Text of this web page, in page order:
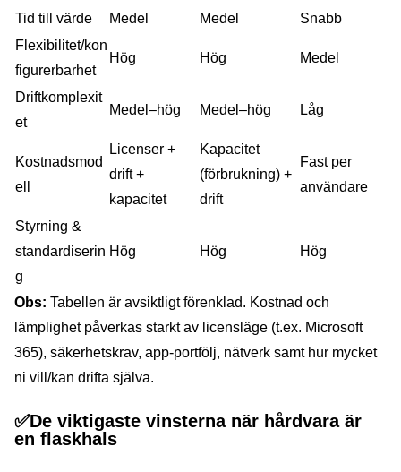
Tid till värde
Medel Medel
Snabb
Flexibilitet/kon
figurerbarhet
Hög Hög Medel
Driftkomplexit
et
Medel–hög Medel–hög Låg
Kostnadsmod
ell
Licenser +
drift +
kapacitet
Kapacitet
(förbrukning) +
drift
Fast per
användare
Styrning &
standardiserin
g
Hög Hög Hög
Obs: Tabellen är avsiktligt förenklad. Kostnad och
lämplighet påverkas starkt av licensläge (t.ex. Microsoft
365), säkerhetskrav, app-portfölj, nätverk samt hur mycket
ni vill/kan drifta själva.
✅De viktigaste vinsterna när hårdvara är
en flaskhals